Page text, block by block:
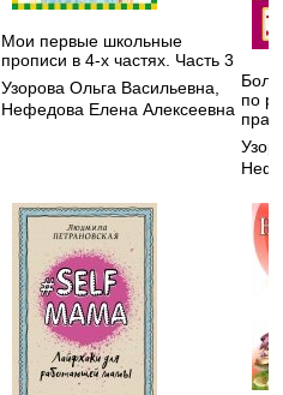
Мои первые школьные
прописи в 4-х частях. Часть 3
Узорова Ольга Васильевна
Нефедова Елена Алексеевна по